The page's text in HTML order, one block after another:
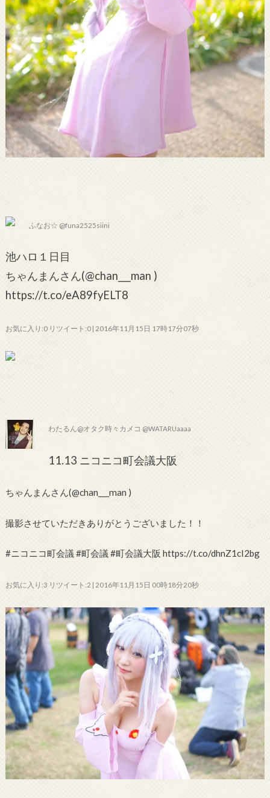
ふなお☆ @funa2525siini
池ハロ１日目
ちゃんまんさん(@chan___man )
https://t.co/eA89fyELT8
お気に入り:0 リツイート:0 | 2016年11月15日 17時17分07秒
わたるん@オタク時々カメコ @WATARUaaaa
11.13 ニコニコ町会議大阪
ちゃんまんさん(@chan___man )
撮影させていただきありがとうございました！！
#ニコニコ町会議 #町会議 #町会議大阪 https://t.co/dhnZ1cI2bg
お気に入り:3 リツイート:2 | 2016年11月15日 00時18分20秒